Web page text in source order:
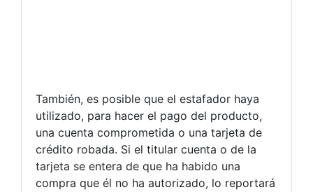
También, es posible que el estafador haya
utilizado, para hacer el pago del producto,
una cuenta comprometida o una tarjeta de
crédito robada. Si el titular cuenta o de la
tarjeta se entera de que ha habido una
compra que él no ha autorizado, lo reportará